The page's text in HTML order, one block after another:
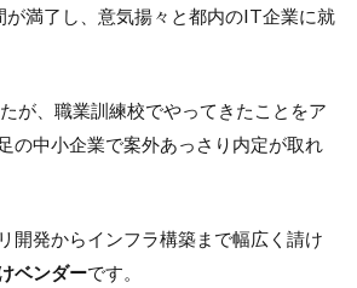
が満了し、意気揚々と都内のIT企業に就
が、職業訓練校でやってきたことをア
の中小企業で案外あっさり内定が取れ
開発からインフラ構築まで幅広く請け
ベンダーです。